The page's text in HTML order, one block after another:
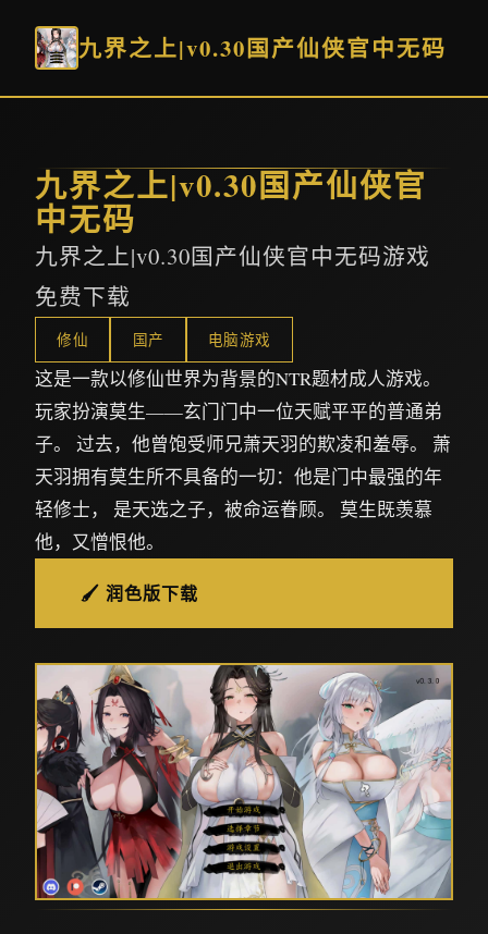
九界之上|v0.30国产仙侠官中无码
九界之上|v0.30国产仙侠官
中无码
九界之上|v0.30国产仙侠官中无码游戏
免费下载
修仙 国产 电脑游戏
这是一款以修仙世界为背景的NTR题材成人游戏。
玩家扮演莫生——玄门门中一位天赋平平的普通弟
子。 过去，他曾饱受师兄萧天羽的欺凌和羞辱。 萧
天羽拥有莫生所不具备的一切：他是门中最强的年
轻修士， 是天选之子，被命运眷顾。 莫生既羡慕
他，又憎恨他。
🖌️ 润色版下载